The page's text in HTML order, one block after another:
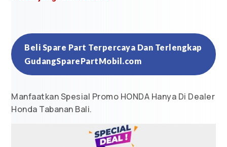
Beli Spare Part Terpercaya Dan Terlengkap
GudangSparePartMobil.com
Manfaatkan Spesial Promo HONDA Hanya Di Dealer
Honda Tabanan Bali.